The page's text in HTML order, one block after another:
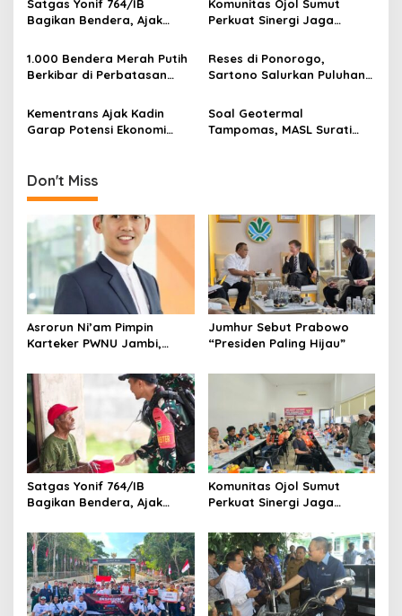
a
t
i
o
n
Kedua NU
Satgas Yonif 764/IB
Bagikan Bendera, Ajak
HUT RI
Komunitas Ojol Sumut
Perkuat Sinergi Jaga
1.000 Bendera Merah Putih
Berkibar di Perbatasan
Reses di Ponorogo,
Sartono Salurkan Puluhan
Kementrans Ajak Kadin
Garap Potensi Ekonomi
Soal Geotermal
Tampomas, MASL Surati
Don't Miss
Asrorun Ni’am Pimpin
Karteker PWNU Jambi,
Muda Visioner untuk Abad
Kedua NU
Jumhur Sebut Prabowo
“Presiden Paling Hijau”
Satgas Yonif 764/IB
Bagikan Bendera, Ajak
HUT RI
Komunitas Ojol Sumut
Perkuat Sinergi Jaga